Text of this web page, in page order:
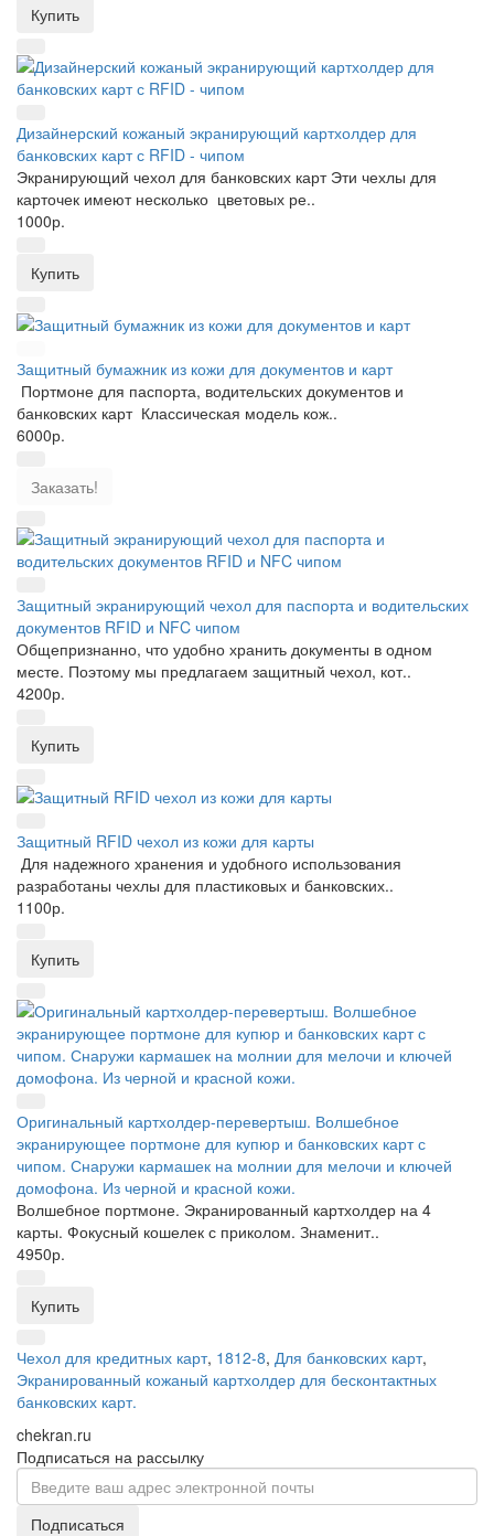
Купить
Дизайнерский кожаный экранирующий картхолдер для
банковских карт с RFID - чипом
Экранирующий чехол для банковских карт Эти чехлы для
карточек имеют несколько цветовых ре..
1000р.
Купить
Защитный бумажник из кожи для документов и карт
Портмоне для паспорта, водительских документов и
банковских карт Классическая модель кож..
6000р.
Заказать!
Защитный экранирующий чехол для паспорта и водительских
документов RFID и NFC чипом
Общепризнанно, что удобно хранить документы в одном
месте. Поэтому мы предлагаем защитный чехол, кот..
4200р.
Купить
Защитный RFID чехол из кожи для карты
Для надежного хранения и удобного использования
разработаны чехлы для пластиковых и банковских..
1100р.
Купить
Оригинальный картхолдер-перевертыш. Волшебное
экранирующее портмоне для купюр и банковских карт с
чипом. Снаружи кармашек на молнии для мелочи и ключей
домофона. Из черной и красной кожи.
Волшебное портмоне. Экранированный картхолдер на 4
карты. Фокусный кошелек с приколом. Знаменит..
4950р.
Купить
Чехол для кредитных карт, 1812-8, Для банковских карт,
Экранированный кожаный картхолдер для бесконтактных
банковских карт.
chekran.ru
Подписаться на рассылку
Подписаться